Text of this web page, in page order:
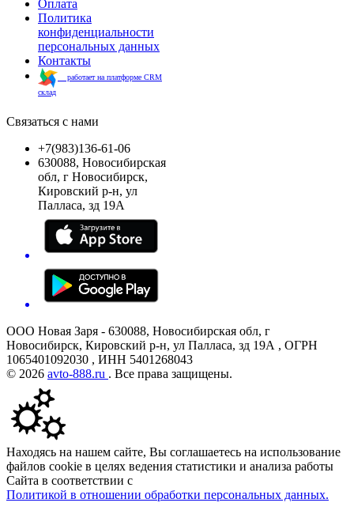
Оплата
Политика
конфиденциальности
персональных данных
Контакты
работает на платформе CRM
склад
Связаться с нами
+7(983)136-61-06
630088, Новосибирская
обл, г Новосибирск,
Кировский р-н, ул
Палласа, зд 19А
ООО Новая Заря - 630088, Новосибирская обл, г
Новосибирск, Кировский р-н, ул Палласа, зд 19А , ОГРН
1065401092030 , ИНН 5401268043
© 2026 avto-888.ru . Все права защищены.
Находясь на нашем сайте, Вы соглашаетесь на использование
файлов cookie в целях ведения статистики и анализа работы
Сайта в соответствии с
Политикой в отношении обработки персональных данных.